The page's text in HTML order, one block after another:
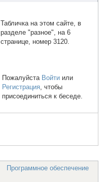
Табличка на этом сайте, в
разделе "разное", на 6
странице, номер 3120.
Пожалуйста Войти или
Регистрация , чтобы
присоединиться к беседе.
Программное обеспечение